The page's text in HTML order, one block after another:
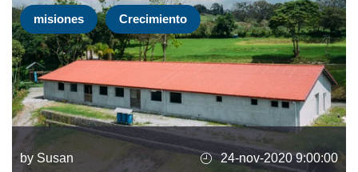
misiones Crecimiento
by Susan 24-nov-2020 9:00:00